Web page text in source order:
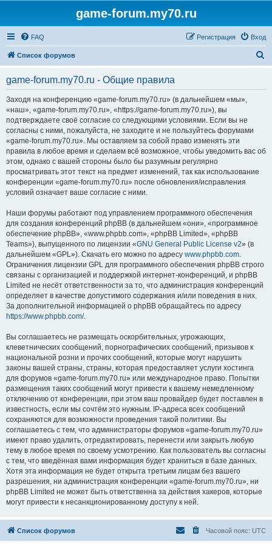
game-forum.my70.ru
FAQ Вход
Регистрация
Список форумов
game-forum.my70.ru - Общие правила
Заходя на конференцию «game-forum.my70.ru» (в дальнейшем «мы»,
«наш», «game-forum.my70.ru», «https://game-forum.my70.ru»), вы
подтверждаете своё согласие со следующими условиями. Если вы не
согласны с ними, пожалуйста, не заходите и не пользуйтесь форумами
«game-forum.my70.ru». Мы оставляем за собой право изменять эти
правила в любое время и сделаем всё возможное, чтобы уведомить вас об
этом, однако с вашей стороны было бы разумным регулярно
просматривать этот текст на предмет изменений, так как использование
конференции «game-forum.my70.ru» после обновления/исправления
условий означает ваше согласие с ними.
Наши форумы работают под управлением программного обеспечения
для создания конференций phpBB (в дальнейшем «они», «программное
обеспечение phpBB», «www.phpbb.com», «phpBB Limited», «phpBB
Teams»), выпущенного по лицензии «GNU General Public License v2» (в
дальнейшем «GPL»). Скачать его можно по адресу www.phpbb.com.
Ограничения лицензии GPL для программного обеспечения phpBB строго
связаны с организацией и поддержкой интернет-конференций, и phpBB
Limited не несёт ответственности за то, что администрация конференций
определяет в качестве допустимого содержания и/или поведения в них.
За дополнительной информацией о phpBB обращайтесь по адресу
https://www.phpbb.com/.
Вы соглашаетесь не размещать оскорбительных, угрожающих,
клеветнических сообщений, порнографических сообщений, призывов к
национальной розни и прочих сообщений, которые могут нарушить
законы вашей страны, страны, которая предоставляет услуги хостинга
для форумов «game-forum.my70.ru» или международное право. Попытки
размещения таких сообщений могут привести к вашему немедленному
отключению от конференции, при этом ваш провайдер будет поставлен в
известность, если мы сочтём это нужным. IP-адреса всех сообщений
сохраняются для возможности проведения такой политики. Вы
соглашаетесь с тем, что администраторы форумов «game-forum.my70.ru»
имеют право удалить, отредактировать, перенести или закрыть любую
тему в любое время по своему усмотрению. Как пользователь вы согласны
с тем, что введённая вами информация будет храниться в базе данных.
Хотя эта информация не будет открыта третьим лицам без вашего
разрешения, ни администрация конференции «game-forum.my70.ru», ни
phpBB Limited не может быть ответственна за действия хакеров, которые
могут привести к несанкционированному доступу к ней.
Список форумов Часовой пояс: UTC